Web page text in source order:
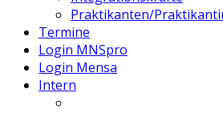
Praktikanten/
Termine
Login MNSpro
Login Mensa
Intern